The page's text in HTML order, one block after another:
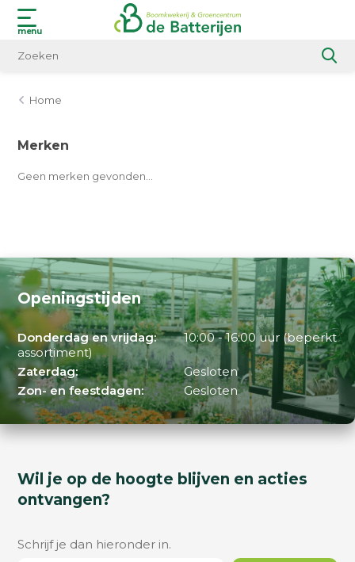
menu
Home
Merken
Geen merken gevonden...
Openingstijden
Donderdag en vrijdag:
10:00 - 16:00 uur (beperkt
assortiment)
Zaterdag:
Gesloten
Zon- en feestdagen:
Gesloten
Wil je op de hoogte blijven en acties
ontvangen?
Schrijf je dan hieronder in.